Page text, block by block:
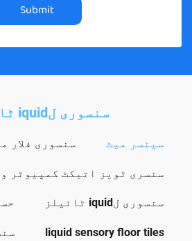
Submit
سنسوری لiquid ٹائیلز
سینسر میٹ سنسوری فلار
سنسری ٹویز اتیکٹ کمپیوٹر
سنسوری لiquid ٹائیلز
liquid sensory floor tiles